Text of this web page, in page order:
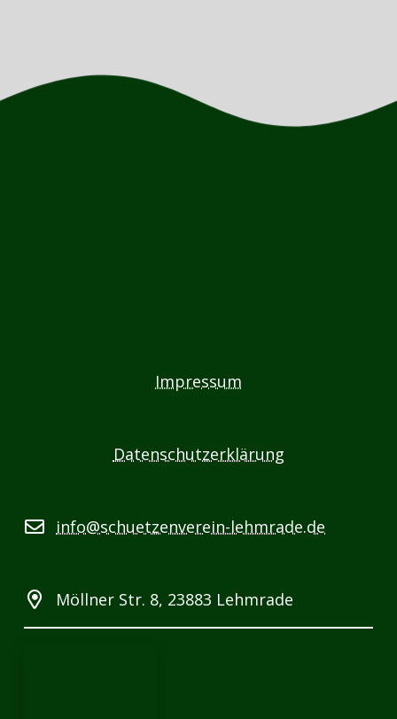
Impressum
Datenschutzerklärung
info@schuetzenverein-lehmrade.de
Möllner Str. 8, 23883 Lehmrade